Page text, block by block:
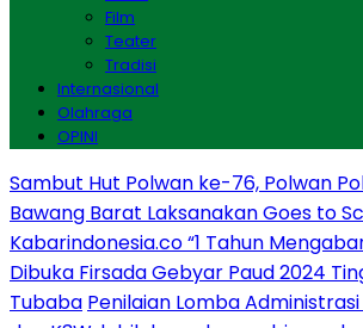
Film
Teater
Tradisi
Internasional
Olahraga
OPINI
Sambut Hut Polwan ke-76, Polwan
Bawang Barat Laksanakan Goes to
Kabarindonesia.co “1 Tahun
Dibuka Firsada Gebyar Paud 2024
Tubaba Penilaian Lomba Administrasi